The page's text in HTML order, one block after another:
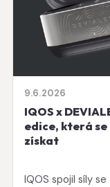
9.6.2026
IQOS x
edice, která se
získat
IQOS spojil síly se